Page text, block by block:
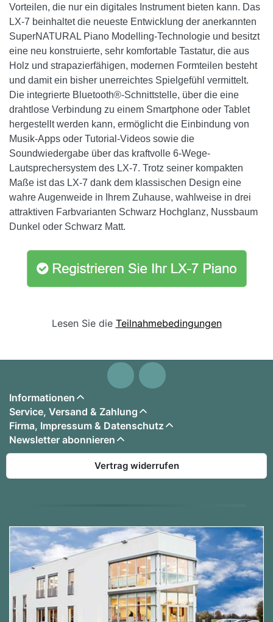
Vorteilen, die nur ein digitales Instrument bieten kann. Das
LX-7 beinhaltet die neueste Entwicklung der anerkannten
SuperNATURAL Piano Modelling-Technologie und besitzt
eine neu konstruierte, sehr komfortable Tastatur, die aus
Holz und strapazierfähigen, modernen Formteilen besteht
und damit ein bisher unerreichtes Spielgefühl vermittelt.
Die integrierte Bluetooth®-Schnittstelle, über die eine
drahtlose Verbindung zu einem Smartphone oder Tablet
hergestellt werden kann, ermöglicht die Einbindung von
Musik-Apps oder Tutorial-Videos sowie die
Soundwiedergabe über das kraftvolle 6-Wege-
Lautsprechersystem des LX-7. Trotz seiner kompakten
Maße ist das LX-7 dank dem klassischen Design eine
wahre Augenweide in Ihrem Zuhause, wahlweise in drei
attraktiven Farbvarianten Schwarz Hochglanz, Nussbaum
Dunkel oder Schwarz Matt.
Lesen Sie die Teilnahmebedingungen
Informationen
Service, Versand & Zahlung
Firma, Impressum & Datenschutz
Newsletter abonnieren
Vertrag widerrufen